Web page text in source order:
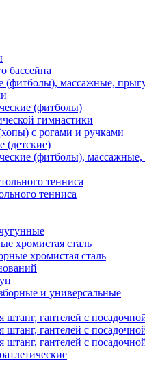
бассейна
(фитболы), массажные,
(фитболы)
гимнастики
с рогами и ручками
(детские)
(фитболы),
тенниса
тенниса
хромистая сталь
хромистая сталь
и универсальные
штанг, гантелей с
штанг, гантелей с
штанг, гантелей с